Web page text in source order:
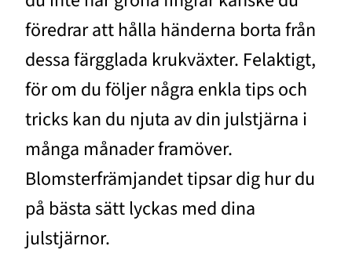
föredrar att hålla händerna borta från
dessa färgglada krukväxter. Felaktigt,
för om du följer några enkla tips och
tricks kan du njuta av din julstjärna i
många månader framöver.
Blomsterfrämjandet tipsar dig hur du
på bästa sätt lyckas med dina
julstjärnor.